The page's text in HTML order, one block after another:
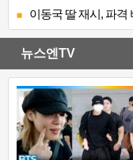
이동국 딸 재시, 파
뉴스엔TV